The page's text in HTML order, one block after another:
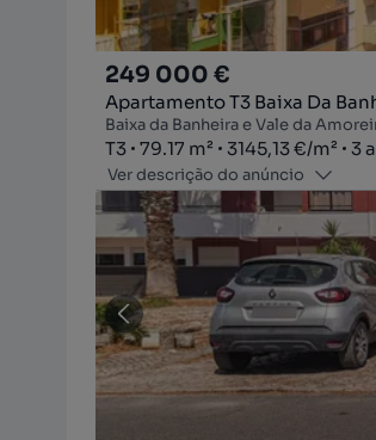
249 000 €
Apartamento T3 Baixa Da
Baixa da Banheira e Vale da
Tipologia
T3
Zona79.17 m²
Preço por metro quadrado
3145,13 €/m²
Andar 3
Ver descrição do anúncio